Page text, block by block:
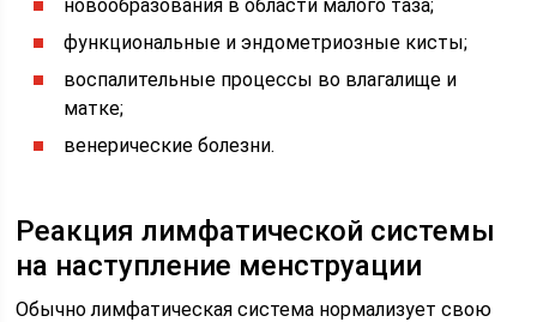
новообразования в области малого таза;
функциональные и эндометриозные кисты;
воспалительные процессы во влагалище и
матке;
венерические болезни.
Реакция лимфатической системы
на наступление менструации
Обычно лимфатическая система нормализует свою